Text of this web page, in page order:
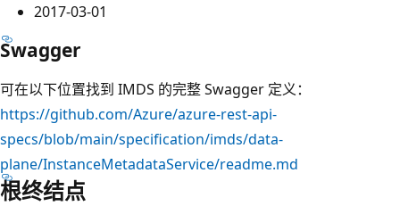
2017-03-01
Swagger
可在以下位置找到 IMDS 的完整 Swagger 定义：
https://github.com/Azure/azure-rest-api-
specs/blob/main/specification/imds/data-
plane/InstanceMetadataService/readme.md
根终结点